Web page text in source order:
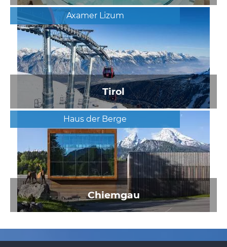
Axamer Lizum
Tirol
Haus der Berge
Chiemgau